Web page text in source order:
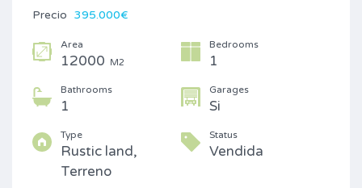
Precio 395.000€
Area
12000 M2
Bedrooms
1
Bathrooms
1
Garages
Si
Type
Rustic land,
Terreno
Status
Vendida